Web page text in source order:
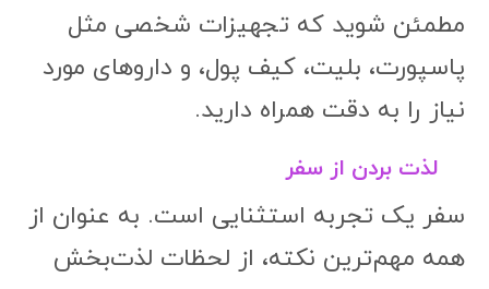
مطمئن شوید که تجهیزات شخصی مثل
پاسپورت، بلیت، کیف پول، و داروهای مورد
نیاز را به دقت همراه دارید.
لذت بردن از سفر
سفر یک تجربه استثنایی است. به عنوان از
همه مهم‌ترین نکته، از لحظات لذت‌بخش